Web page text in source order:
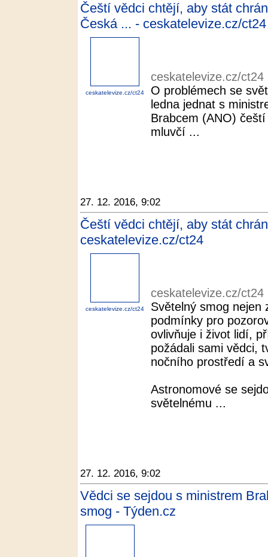
Čeští vědci chtějí, aby stát
Česká ... - ceskatelevize.cz/ct24
ceskatelevize.cz/ct24
ceskatelevize.cz/ct24
O problémech se
ledna jednat s
Brabcem (ANO)
mluvčí ...
27. 12. 2016, 9:02
Čeští vědci chtějí, aby stát
ceskatelevize.cz/ct24
ceskatelevize.cz/ct24
ceskatelevize.cz/ct24
Světelný smog nejen
podmínky pro
ovlivňuje i život lidí,
požádali sami vědci,
nočního prostředí a
Astronomové se
světelnému ...
27. 12. 2016, 9:02
Vědci se sejdou s ministrem
smog - Týden.cz